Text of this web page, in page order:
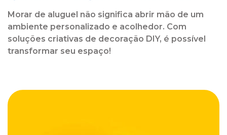
Morar de aluguel não significa abrir mão de um
ambiente personalizado e acolhedor. Com
soluções criativas de decoração DIY, é possível
transformar seu espaço!